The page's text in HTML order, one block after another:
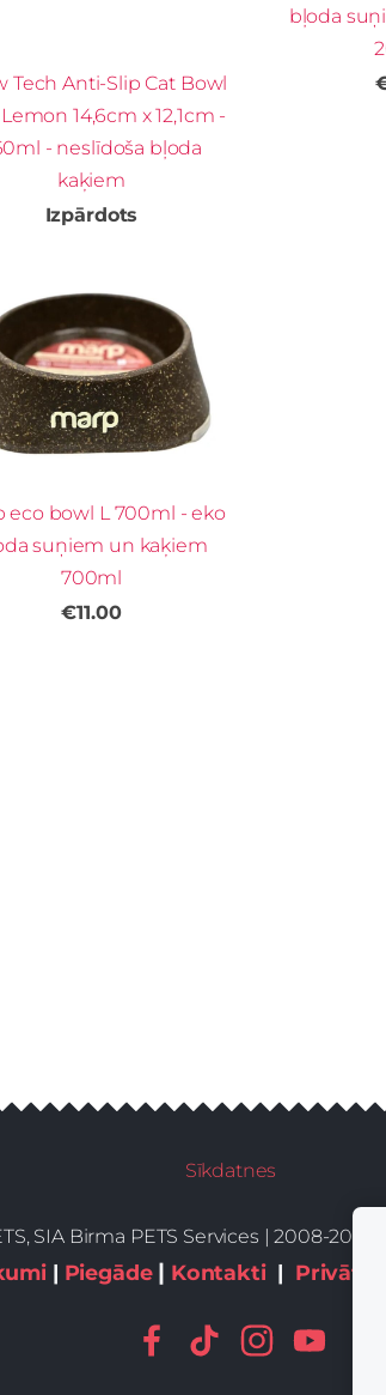
Tech Anti-Slip Cat Bowl
14,6cm x 12,1cm -
- neslīdoša bļoda
kaķiem
Izpārdots
bļoda
eco bowl L 700ml - eko
suņiem un kaķiem
700ml
€11.00
Sīkdatnes
SIA Birma PETS Services | 2008-
| Piegāde | Kontakti|